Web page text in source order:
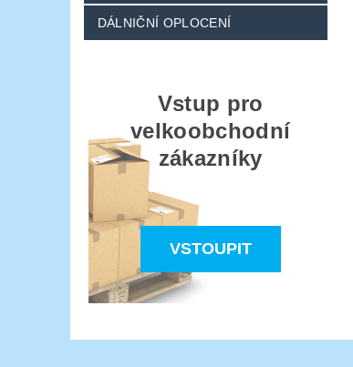
DÁLNIČNÍ OPLOCENÍ
Vstup pro
velkoobchodní
zákazníky
VSTOUPIT